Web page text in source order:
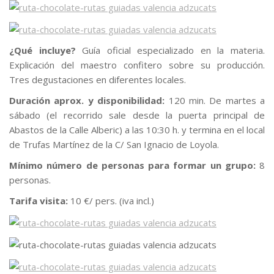
¿Qué incluye? Guía oficial especializado en la materia.
Explicación del maestro confitero sobre su producción.
Tres degustaciones en diferentes locales.
Duración aprox. y disponibilidad: 120 min. De martes a
sábado (el recorrido sale desde la puerta principal de
Abastos de la Calle Alberic) a las 10:30 h. y termina en el local
de Trufas Martínez de la C/ San Ignacio de Loyola.
Mínimo número de personas para formar un grupo:8
personas.
Tarifa visita: 10 €/ pers. (iva incl.)